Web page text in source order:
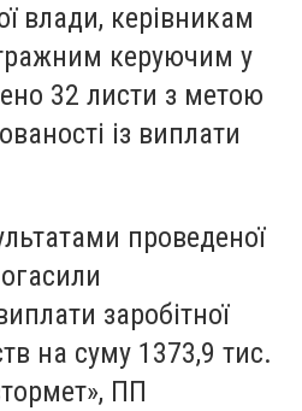
влади, керівникам
керуючим у
32 листи з метою
із виплати
проведеної
заробітної
на суму 1373,9 тис.
ПП